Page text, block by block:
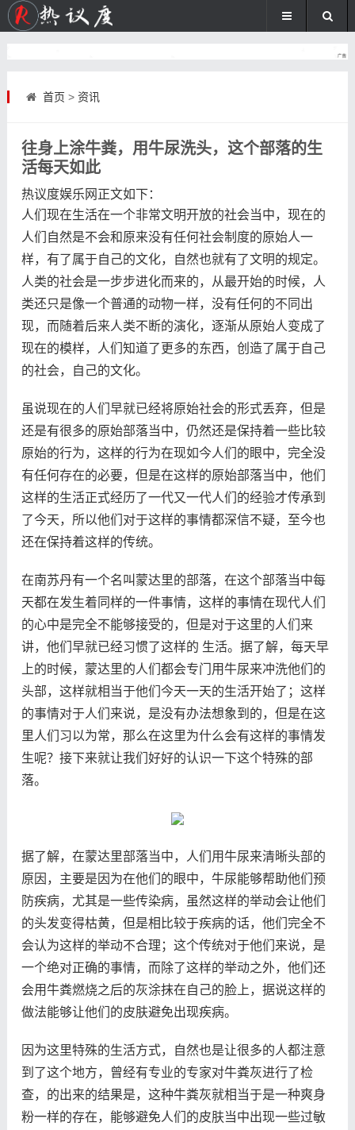
首页 > 资讯
往身上涂牛粪，用牛尿洗头，这个部落的生
活每天如此
热议度娱乐网 正文如下：
人们现在生活在一个非常文明开放的社会当中，现在的
人们自然是不会和原来没有任何社会制度的原始人一
样，有了属于自己的文化，自然也就有了文明的规定。
人类的社会是一步步进化而来的，从最开始的时候，人
类还只是像一个普通的动物一样，没有任何的不同出
现，而随着后来人类不断的演化，逐渐从原始人变成了
现在的模样，人们知道了更多的东西，创造了属于自己
的社会，自己的文化。
虽说现在的人们早就已经将原始社会的形式丢弃，但是
还是有很多的原始部落当中，仍然还是保持着一些比较
原始的行为，这样的行为在现如今人们的眼中，完全没
有任何存在的必要，但是在这样的原始部落当中，他们
这样的生活正式经历了一代又一代人们的经验才传承到
了今天，所以他们对于这样的事情都深信不疑，至今也
还在保持着这样的传统。
在南苏丹有一个名叫蒙达里的部落，在这个部落当中每
天都在发生着同样的一件事情，这样的事情在现代人们
的心中是完全不能够接受的，但是对于这里的人们来
讲，他们早就已经习惯了这样的 生活。据了解，每天早
上的时候，蒙达里的人们都会专门用牛尿来冲洗他们的
头部，这样就相当于他们今天一天的生活开始了；这样
的事情对于人们来说，是没有办法想象到的，但是在这
里人们习以为常，那么在这里为什么会有这样的事情发
生呢？接下来就让我们好好的认识一下这个特殊的部
落。
据了解，在蒙达里部落当中，人们用牛尿来清晰头部的
原因，主要是因为在他们的眼中，牛尿能够帮助他们预
防疾病，尤其是一些传染病，虽然这样的举动会让他们
的头发变得枯黄，但是相比较于疾病的话，他们完全不
会认为这样的举动不合理；这个传统对于他们来说，是
一个绝对正确的事情，而除了这样的举动之外，他们还
会用牛粪燃烧之后的灰涂抹在自己的脸上，据说这样的
做法能够让他们的皮肤避免出现疾病。
因为这里特殊的生活方式，自然也是让很多的人都注意
到了这个地方，曾经有专业的专家对牛粪灰进行了检
查，的出来的结果是，这种牛粪灰就相当于是一种爽身
粉一样的存在，能够避免人们的皮肤当中出现一些过敏